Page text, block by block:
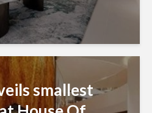
smallest